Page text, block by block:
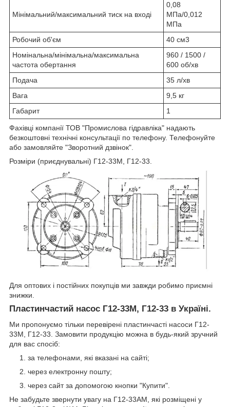
Мінімальний/максимальний тиск на вході
0,08
МПа/0,012
МПа
Робочий об'єм
40 см3
Номінальна/мінімальна/максимальна
частота обертання
960 / 1500 /
600 об/хв
Подача
35 л/хв
Вага
9,5 кг
Габарит
1
Фахівці компанії ТОВ "Промислова гідравліка" надають
безкоштовні технічні консультації по телефону. Телефонуйте
або замовляйте "Зворотний дзвінок".
Розміри (приєднувальні) Г12-33М, Г12-33.
Для оптових і постійних покупців ми завжди робимо приємні
знижки.
Пластинчастий насос Г12-33М, Г12-33 в Україні.
Ми пропонуємо тільки перевірені пластинчасті насоси Г12-
33М, Г12-33. Замовити продукцію можна в будь-який зручний
для вас спосіб:
за телефонами, які вказані на сайті;
через електронну пошту;
через сайт за допомогою кнопки "Купити".
Не забудьте звернути увагу на Г12-33АМ, які розміщені у